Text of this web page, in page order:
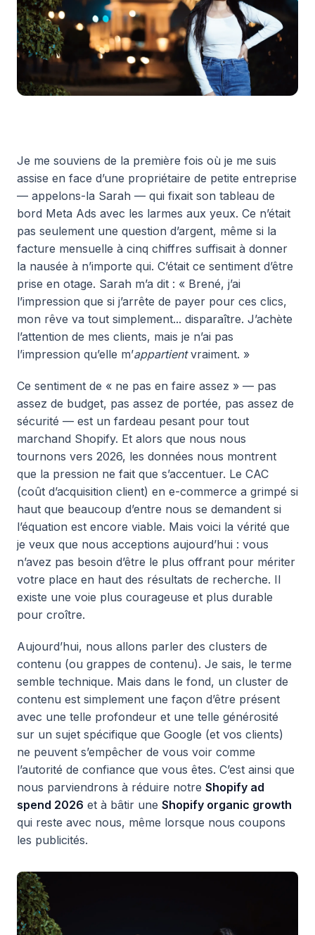
Je me souviens de la première fois où je me suis
assise en face d’une propriétaire de petite entreprise
— appelons-la Sarah — qui fixait son tableau de
bord Meta Ads avec les larmes aux yeux. Ce n’était
pas seulement une question d’argent, même si la
facture mensuelle à cinq chiffres suffisait à donner
la nausée à n’importe qui. C’était ce sentiment d’être
prise en otage. Sarah m’a dit : « Brené, j’ai
l’impression que si j’arrête de payer pour ces clics,
mon rêve va tout simplement... disparaître. J’achète
l’attention de mes clients, mais je n’ai pas
l’impression qu’elle m’appartientvraiment. »
Ce sentiment de « ne pas en faire assez » — pas
assez de budget, pas assez de portée, pas assez de
sécurité — est un fardeau pesant pour tout
marchand Shopify. Et alors que nous nous
tournons vers 2026, les données nous montrent
que la pression ne fait que s’accentuer. Le CAC
(coût d’acquisition client) en e-commerce a grimpé si
haut que beaucoup d’entre nous se demandent si
l’équation est encore viable. Mais voici la vérité que
je veux que nous acceptions aujourd’hui : vous
n’avez pas besoin d’être le plus offrant pour mériter
votre place en haut des résultats de recherche. Il
existe une voie plus courageuse et plus durable
pour croître.
Aujourd’hui, nous allons parler des clusters de
contenu (ou grappes de contenu). Je sais, le terme
semble technique. Mais dans le fond, un cluster de
contenu est simplement une façon d’être présent
avec une telle profondeur et une telle générosité
sur un sujet spécifique que Google (et vos clients)
ne peuvent s’empêcher de vous voir comme
l’autorité de confiance que vous êtes. C’est ainsi que
nous parviendrons à réduire notre Shopify ad
spend 2026 et à bâtir une Shopify organic growth
qui reste avec nous, même lorsque nous coupons
les publicités.